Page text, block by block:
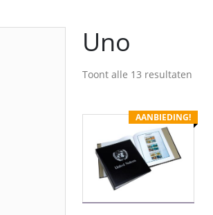
Uno
Toont alle 13 resultaten
AANBIEDING!